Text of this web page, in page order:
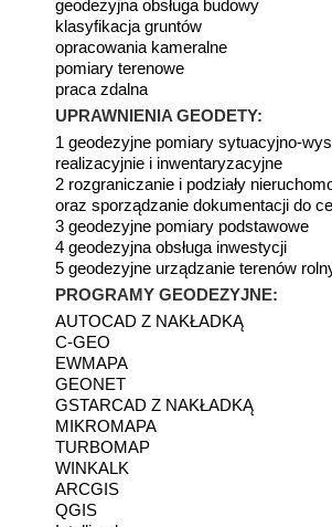
geodezyjna obsługa budowy
klasyfikacja gruntów
opracowania kameralne
pomiary terenowe
praca zdalna
UPRAWNIENIA GEODETY:
1 geodezyjne pomiary sytuacyjno-
realizacyjnie i inwentaryzacyjne
2 rozgraniczanie i podziały
oraz sporządzanie dokumentacji do
3 geodezyjne pomiary podstawowe
4 geodezyjna obsługa inwestycji
5 geodezyjne urządzanie terenów
PROGRAMY GEODEZYJNE:
AUTOCAD Z NAKŁADKĄ
C-GEO
EWMAPA
GEONET
GSTARCAD Z NAKŁADKĄ
MIKROMAPA
TURBOMAP
WINKALK
ARCGIS
QGIS